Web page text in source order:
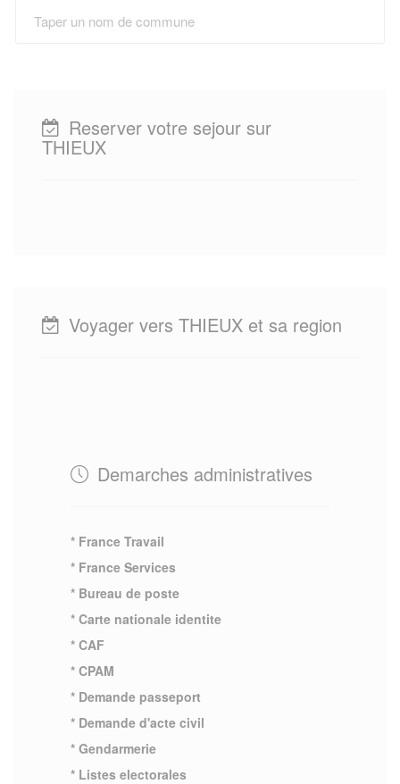
Reserver votre sejour sur
THIEUX
Voyager vers THIEUX et sa region
Demarches administratives
* France Travail
* France Services
* Bureau de poste
* Carte nationale identite
* CAF
* CPAM
* Demande passeport
* Demande d'acte civil
* Gendarmerie
* Listes electorales